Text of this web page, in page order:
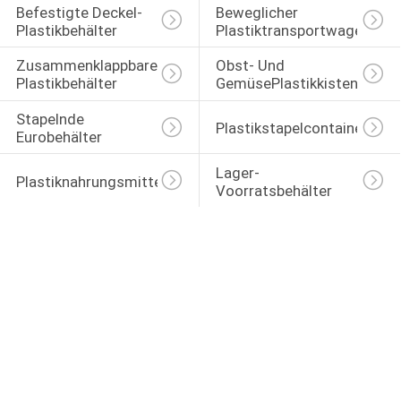
Befestigte Deckel-
Plastikbehälter
Beweglicher
Plastiktransportwagen
Zusammenklappbare
Plastikbehälter
Obst- Und
GemüsePlastikkisten
Stapelnde
Eurobehälter
Plastikstapelcontainer
Plastiknahrungsmittelkisten
Lager-
Voorratsbehälter